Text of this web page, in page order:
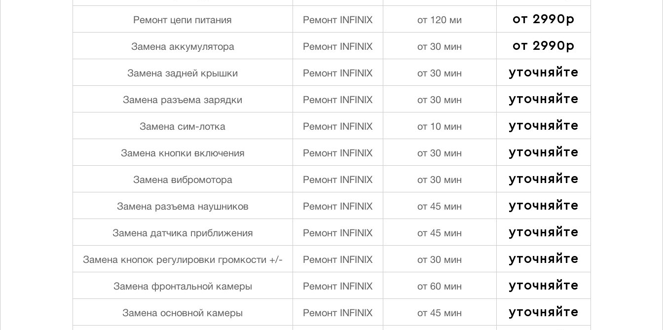
Ремонт цепи питания Ремонт INFINIX от 120 ми от 2990р
Замена аккумулятора Ремонт INFINIX от 30 мин от 2990р
Замена задней крышки Ремонт INFINIX от 30 мин уточняйте
Замена разъема зарядки Ремонт INFINIX от 30 мин уточняйте
Замена сим-лотка Ремонт INFINIX от 10 мин уточняйте
Замена кнопки включения Ремонт INFINIX от 30 мин уточняйте
Замена вибромотора Ремонт INFINIX от 30 мин уточняйте
Замена разъема наушников Ремонт INFINIX от 45 мин уточняйте
Замена датчика приближения Ремонт INFINIX от 45 мин уточняйте
Замена кнопок регулировки громкости +/- Ремонт INFINIX от 30 мин уточняйте
Замена фронтальной камеры Ремонт INFINIX от 60 мин уточняйте
Замена основной камеры Ремонт INFINIX от 45 мин уточняйте